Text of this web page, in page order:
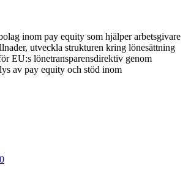
inom pay equity som hjälper arbetsgivare
utveckla strukturen kring lönesättning
EU:s lönetransparensdirektiv genom
av pay equity och stöd inom